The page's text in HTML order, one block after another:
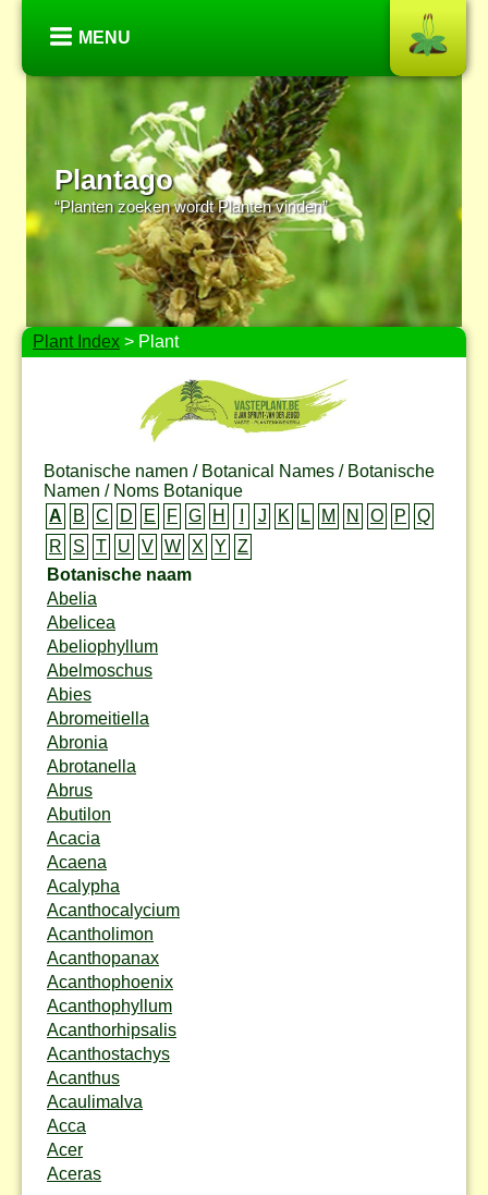
MENU
Plantago
“Planten zoeken wordt Planten vinden”
Plant Index > Plant
Botanische namen / Botanical Names / Botanische
Namen / Noms Botanique
A
B C D E F G H J K L M N O P
Q
R
S T U V W X Y
Z
Botanische naam
Abelia
Abelicea
Abeliophyllum
Abelmoschus
Abies
Abromeitiella
Abronia
Abrotanella
Abrus
Abutilon
Acacia
Acaena
Acalypha
Acanthocalycium
Acantholimon
Acanthopanax
Acanthophoenix
Acanthophyllum
Acanthorhipsalis
Acanthostachys
Acanthus
Acaulimalva
Acca
Acer
Aceras